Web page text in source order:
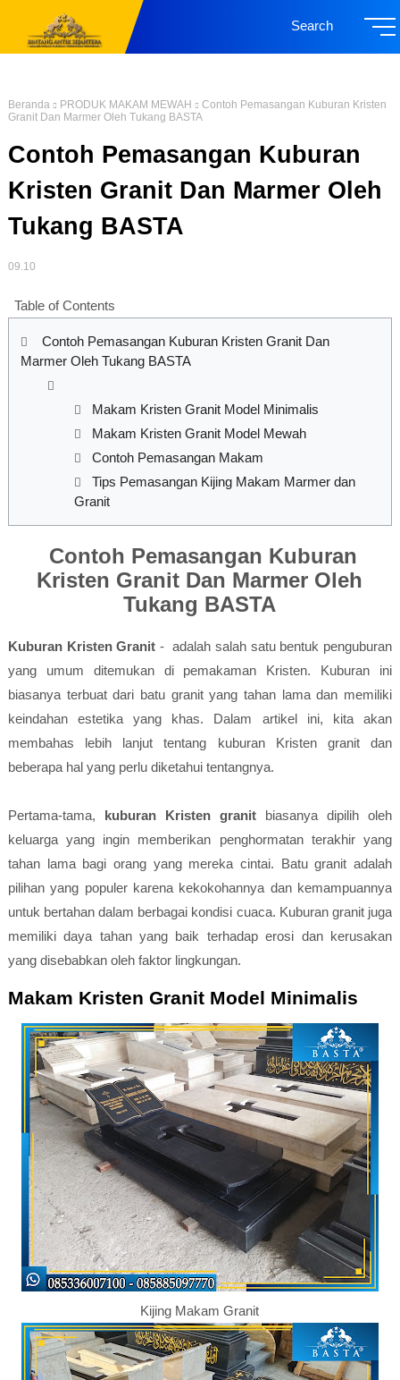
Search
Beranda PRODUK MAKAM MEWAH
Contoh Pemasangan Kuburan Kristen
Granit Dan Marmer Oleh Tukang BASTA
Contoh Pemasangan Kuburan
Kristen Granit Dan Marmer Oleh
Tukang BASTA
09.10
Table of Contents
Contoh Pemasangan Kuburan Kristen Granit Dan
Marmer Oleh Tukang BASTA
Makam Kristen Granit Model Minimalis
Makam Kristen Granit Model Mewah
Contoh Pemasangan Makam
Tips Pemasangan Kijing Makam Marmer dan
Granit
Contoh Pemasangan Kuburan
Kristen Granit Dan Marmer Oleh
Tukang BASTA
Kuburan Kristen Granit - adalah salah satu bentuk penguburan
yang umum ditemukan di pemakaman Kristen. Kuburan ini
biasanya terbuat dari batu granit yang tahan lama dan memiliki
keindahan estetika yang khas. Dalam artikel ini, kita akan
membahas lebih lanjut tentang kuburan Kristen granit dan
beberapa hal yang perlu diketahui tentangnya.
Pertama-tama, kuburan Kristen granit biasanya dipilih oleh
keluarga yang ingin memberikan penghormatan terakhir yang
tahan lama bagi orang yang mereka cintai. Batu granit adalah
pilihan yang populer karena kekokohannya dan kemampuannya
untuk bertahan dalam berbagai kondisi cuaca. Kuburan granit juga
memiliki daya tahan yang baik terhadap erosi dan kerusakan
yang disebabkan oleh faktor lingkungan.
Makam Kristen Granit Model Minimalis
Kijing Makam Granit